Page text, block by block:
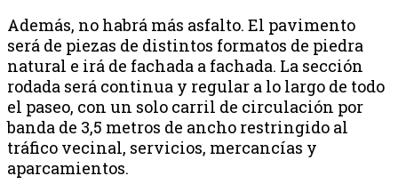
Además, no habrá más asfalto. El pavimento
será de piezas de distintos formatos de piedra
natural e irá de fachada a fachada. La sección
rodada será continua y regular a lo largo de todo
el paseo, con un solo carril de circulación por
banda de 3,5 metros de ancho restringido al
tráfico vecinal, servicios, mercancías y
aparcamientos.